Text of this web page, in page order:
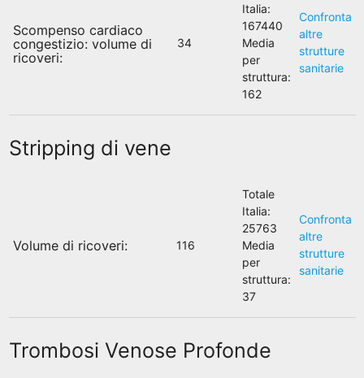
Scompenso cardiaco
congestizio: volume di
ricoveri:
34
Italia:
167440
Media
per
struttura:
162
Confronta
altre
strutture
sanitarie
Stripping di vene
Volume di ricoveri: 116
Totale
Italia:
25763
Media
per
struttura:
37
Confronta
altre
strutture
sanitarie
Trombosi Venose Profonde